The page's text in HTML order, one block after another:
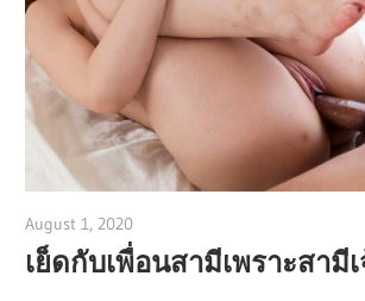
August 1, 2020
เย็ดกับเพื่อนสามีเพราะสามี